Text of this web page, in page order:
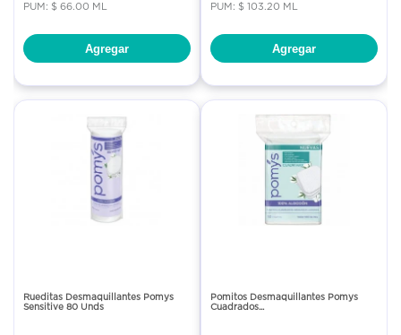
PUM: $ 66.00 ML
Agregar
PUM: $ 103.20 ML
Agregar
Rueditas Desmaquillantes Pomys
Sensitive 80 Unds
Pomitos Desmaquillantes Pomys
Cuadrados...